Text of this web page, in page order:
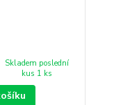
Skladem poslední
kus 1 ks